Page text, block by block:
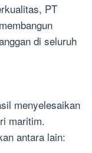
PT
di seluruh
menyelesaikan
maritim.
antara lain: